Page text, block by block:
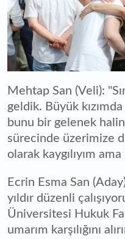
Mehtap San (Veli):
geldik. Büyük
bunu bir gelenek
sürecinde üzerimize
olarak kaygılıyım
Ecrin Esma San
yıldır düzenli
Üniversitesi Hukuk
umarım karşılığını